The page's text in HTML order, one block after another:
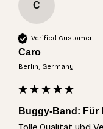
C
Verified Customer
Caro
Berlin, Germany
Buggy-Band: Für